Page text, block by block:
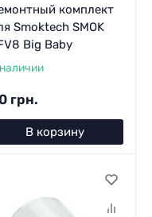
комплект
Smoktech SMOK
Big Baby
грн.
В корзину